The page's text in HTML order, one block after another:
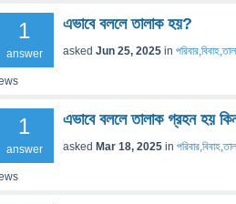
1
answer
এভাবে বললে তালাক হয়?
asked Jun 25, 2025 in
1
answer
এভাবে বললে তালাক গ্রহন হয়
asked Mar 18, 2025 in